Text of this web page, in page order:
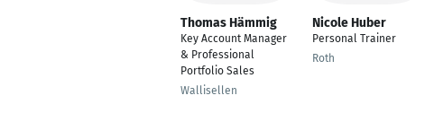
Thomas Hämmig
Key Account Manager
& Professional
Portfolio Sales
Wallisellen
Nicole Huber
Personal Trainer
Roth